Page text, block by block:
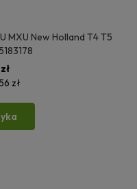
MXU New Holland T4 T5
zł